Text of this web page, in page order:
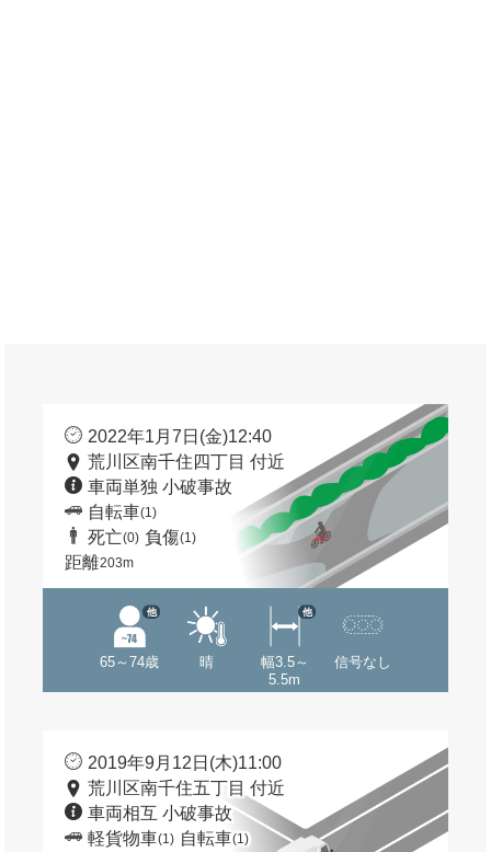
2022年1月7日(金)12:40
荒川区南千住四丁目 付近
車両単独 小破事故
自転車(1)
死亡(0) 負傷(1)
距離203m
65～74歳
他
晴
幅3.5～
5.5m
他
信号なし
2019年9月12日(木)11:00
荒川区南千住五丁目 付近
車両相互 小破事故
軽貨物車(1) 自転車(1)